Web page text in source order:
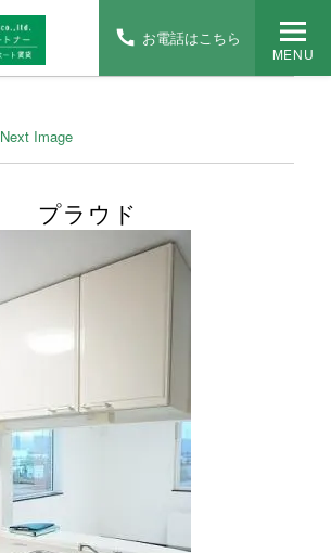
MENU
Next Image
プラウド
お電話はこちら